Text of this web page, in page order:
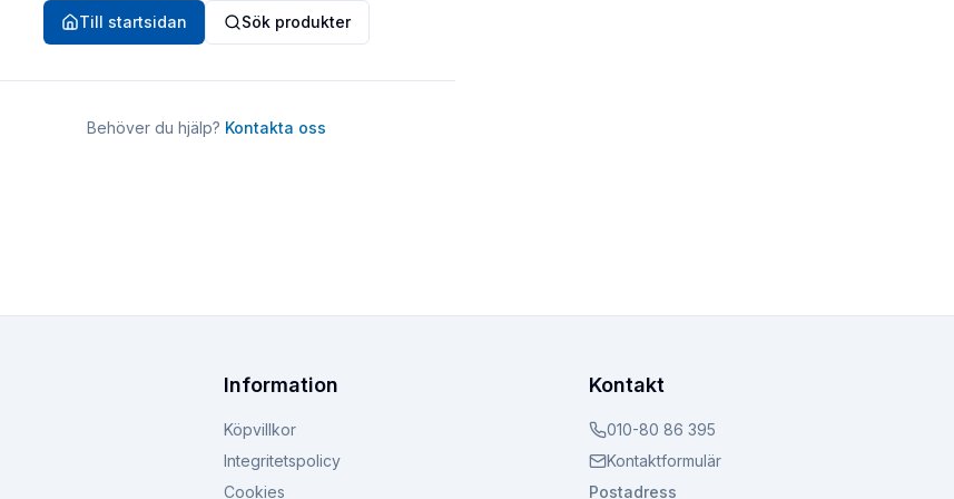
Till startsidan Sök produkter
Behöver du hjälp? Kontakta oss
Information
Köpvillkor
Integritetspolicy
Cookies
Kontakt
010-80 86 395
Kontaktformulär
Postadress